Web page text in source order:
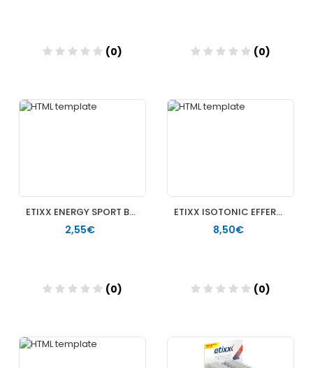
(0)
Añadir
(0)
Añadir
ETIXX ENERGY SPORT BAR MARZIPAN 50 G +
2,55€
(0)
Añadir
ETIXX ISOTONIC EFFERVESCENT DRINK TAB GROSELLA NEGRA 10 TABLETS +
8,50€
(0)
Añadir